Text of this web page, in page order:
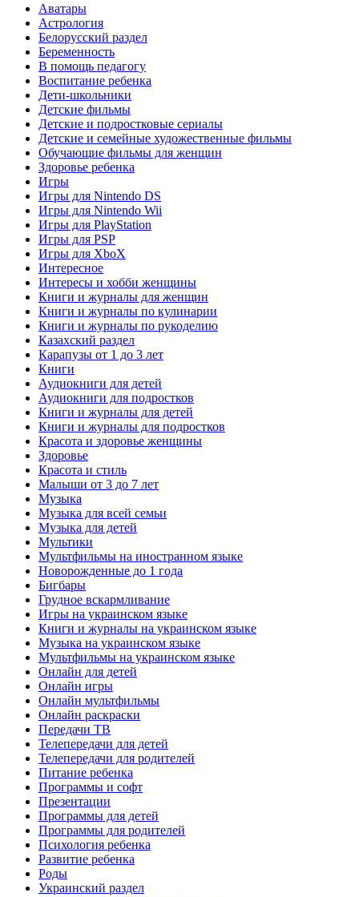
Аватары
Астрология
Белорусский раздел
Беременность
В помощь педагогу
Воспитание ребенка
Дети-школьники
Детские фильмы
Детские и подростковые сериалы
Детские и семейные художественные фильмы
Обучающие фильмы для женщин
Здоровье ребенка
Игры
Игры для Nintendo DS
Игры для Nintendo Wii
Игры для PlayStation
Игры для PSP
Игры для XboX
Интересное
Интересы и хобби женщины
Книги и журналы для женщин
Книги и журналы по кулинарии
Книги и журналы по рукоделию
Казахский раздел
Карапузы от 1 до 3 лет
Книги
Аудиокниги для детей
Аудиокниги для подростков
Книги и журналы для детей
Книги и журналы для подростков
Красота и здоровье женщины
Здоровье
Красота и стиль
Малыши от 3 до 7 лет
Музыка
Музыка для всей семьи
Музыка для детей
Мультики
Мультфильмы на иностранном языке
Новорожденные до 1 года
Бигбары
Грудное вскармливание
Игры на украинском языке
Книги и журналы на украинском языке
Музыка на украинском языке
Мультфильмы на украинском языке
Онлайн для детей
Онлайн игры
Онлайн мультфильмы
Онлайн раскраски
Передачи ТВ
Телепередачи для детей
Телепередачи для родителей
Питание ребенка
Программы и софт
Презентации
Программы для детей
Программы для родителей
Психология ребенка
Развитие ребенка
Роды
Украинский раздел